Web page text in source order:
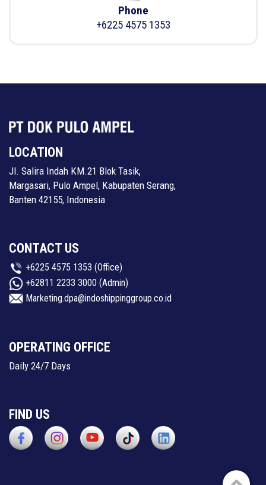
Phone
+6225 4575 1353
LOCATION
Jl. Salira Indah KM.21 Blok Tasik,
Margasari, Pulo Ampel, Kabupaten Serang,
Banten 42155, Indonesia
CONTACT US
+6225 4575 1353 (Office)
+62811 2233 3000 (Admin)
Marketing.dpa@indoshippinggroup.co.id
OPERATING OFFICE
Daily 24/7 Days
FIND US